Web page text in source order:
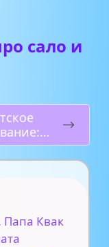
сало и
водить
в
Папа Квак